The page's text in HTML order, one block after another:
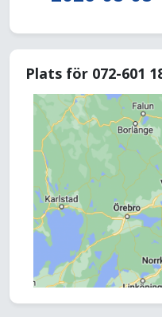
Plats för 072-601